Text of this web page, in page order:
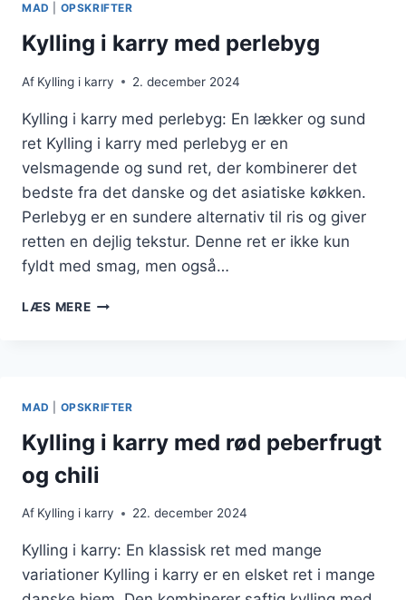
MAD OPSKRIFTER
Kylling i karry med perlebyg
Af Kylling i karry 2. december 2024
Kylling i karry med perlebyg: En lækker og sund
ret Kylling i karry med perlebyg er en
velsmagende og sund ret, der kombinerer det
bedste fra det danske og det asiatiske køkken.
Perlebyg er en sundere alternativ til ris og giver
retten en dejlig tekstur. Denne ret er ikke kun
fyldt med smag, men også…
LÆS MEREKYLLING
MAD OPSKRIFTER
Kylling i karry med rød peberfrugt
og chili
Af Kylling i karry 22. december 2024
Kylling i karry: En klassisk ret med mange
variationer Kylling i karry er en elsket ret i mange